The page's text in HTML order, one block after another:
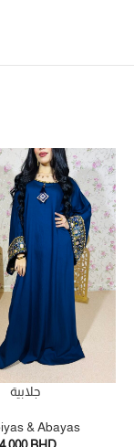
جلابية
& Abayas